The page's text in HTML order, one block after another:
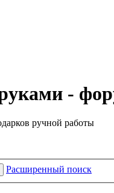
-
ручной работы
Расширенный поиск